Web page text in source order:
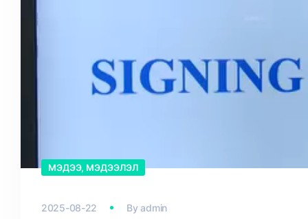
МЭДЭЭ, МЭДЭЭЛЭЛ
2025-08-22 Byadmin